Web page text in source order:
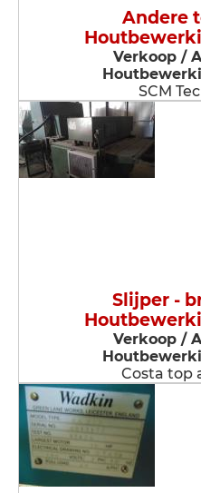
Andere
Verkoop /
SCM
Slijper -
Verkoop /
Costa top